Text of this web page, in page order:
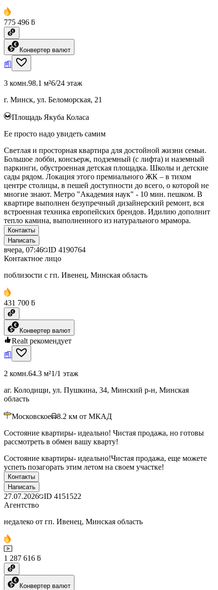
775 496 ƃ
Конвертер валют
3 комн.98.1 м²6/24 этаж
г. Минск, ул. Беломорская, 21
Площадь Якуба Коласа
Ее просто надо увидеть самим
Светлая и просторная квартира для достойной жизни семьи.
Большое лобби, консьерж, подземный (с лифта) и наземный
паркинги, обустроенная детская площадка. Школы и детские
сады рядом. Локация этого премиального ЖК – в тихом
центре столицы, в пешей доступности до всего, о которой не
многие знают. Метро "Академия наук" - 10 мин. пешком. В
квартире выполнен безупречный дизайнерский ремонт, вся
встроенная техника европейских брендов. Идилию дополнит
тепло камина, выполненного из натурального мрамора.
Контакты
Написать
вчера, 07:46 ID 4190764
Контактное лицо
поблизости с гп. Ивенец, Минская область
431 700 ƃ
Конвертер валют
Realt рекомендует
2 комн.64.3 м²1/1 этаж
аг. Колодищи, ул. Пушкина, 34, Минский р-н, Минская
область
Московское 8.2 км от МКАД
Состояние квартиры- идеально! Чистая продажа, но готовы
рассмотреть в обмен вашу кварту!
Состояние квартиры- идеально!Чистая продажа, еще можете
успеть позагорать этим летом на своем участке!
Контакты
Написать
27.07.2026 ID 4151522
Агентство
недалеко от гп. Ивенец, Минская область
1 287 616 ƃ
Конвертер валют